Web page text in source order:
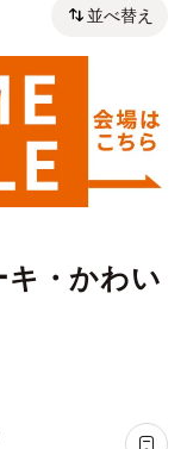
並べ替え
・かわい